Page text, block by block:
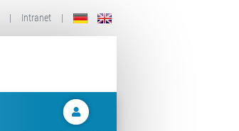
| Intranet |